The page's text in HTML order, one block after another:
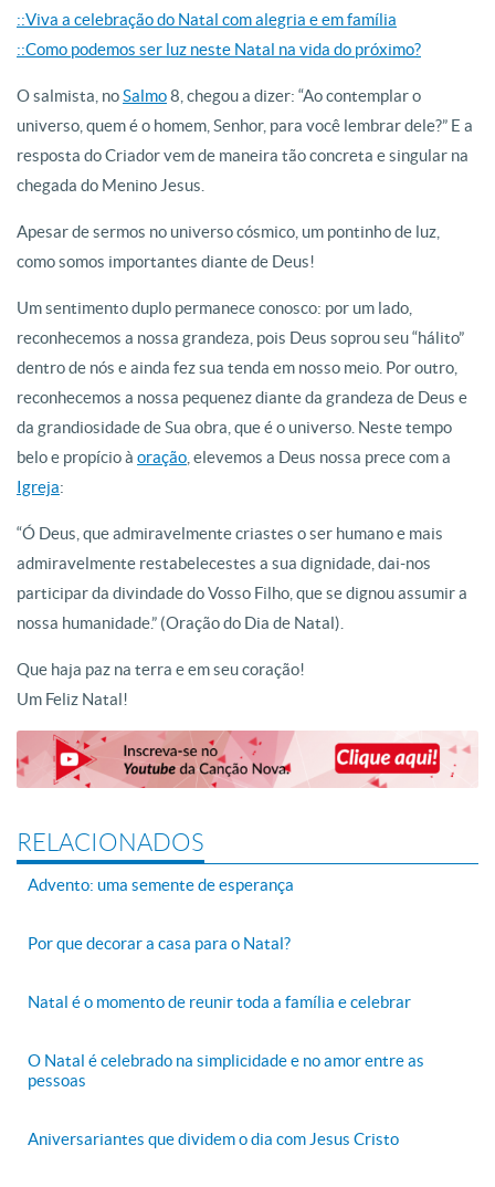
::Viva a celebração do Natal com alegria e em família
::Como podemos ser luz neste Natal na vida do próximo?
O salmista, noSalmo8, chegou a dizer: “Ao contemplar o
universo, quem é o homem, Senhor, para você lembrar dele?” E a
resposta do Criador vem de maneira tão concreta e singular na
chegada do Menino Jesus.
Apesar de sermos no universo cósmico, um pontinho de luz,
como somos importantes diante de Deus!
Um sentimento duplo permanece conosco: por um lado,
reconhecemos a nossa grandeza, pois Deus soprou seu “hálito”
dentro de nós e ainda fez sua tenda em nosso meio. Por outro,
reconhecemos a nossa pequenez diante da grandeza de Deus e
da grandiosidade de Sua obra, que é o universo. Neste tempo
belo e propício à oração , elevemos a Deus nossa prece com a
Igreja:
“Ó Deus, que admiravelmente criastes o ser humano e mais
admiravelmente restabelecestes a sua dignidade, dai-nos
participar da divindade do Vosso Filho, que se dignou assumir a
nossa humanidade.” (Oração do Dia de Natal).
Que haja paz na terra e em seu coração!
Um Feliz Natal!
RELACIONADOS
Advento: uma semente de esperança
Por que decorar a casa para o Natal?
Natal é o momento de reunir toda a família e celebrar
O Natal é celebrado na simplicidade e no amor entre as
pessoas
Aniversariantes que dividem o dia com Jesus Cristo